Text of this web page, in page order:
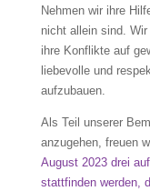
Nehmen wir ihre
nicht allein sind.
ihre Konflikte auf
liebevolle und
aufzubauen.
Als Teil unserer
anzugehen, freuen
August 2023 drei
stattfinden werden,